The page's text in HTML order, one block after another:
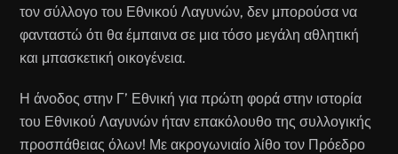
τον σύλλογο του Εθνικού Λαγυνών, δεν μπορούσα να
φανταστώ ότι θα έμπαινα σε μια τόσο μεγάλη αθλητική
και μπασκετική οικογένεια.
Η άνοδος στην Γ’ Εθνική για πρώτη φορά στην ιστορία
του Εθνικού Λαγυνών ήταν επακόλουθο της συλλογικής
προσπάθειας όλων! Με ακρογωνιαίο λίθο τον Πρόεδρο